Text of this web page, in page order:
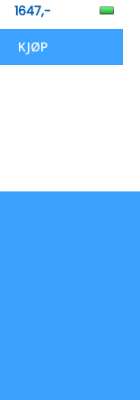
1647,-
KJØP